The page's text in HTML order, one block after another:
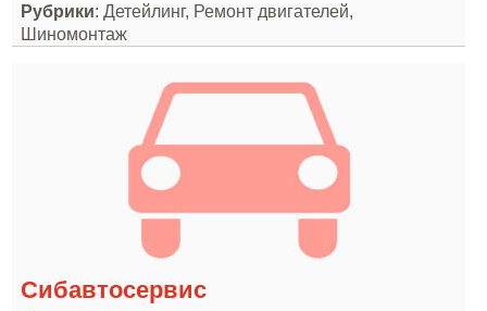
Рубрики: Детейлинг, Ремонт двигателей,
Шиномонтаж
Сибавтосервис